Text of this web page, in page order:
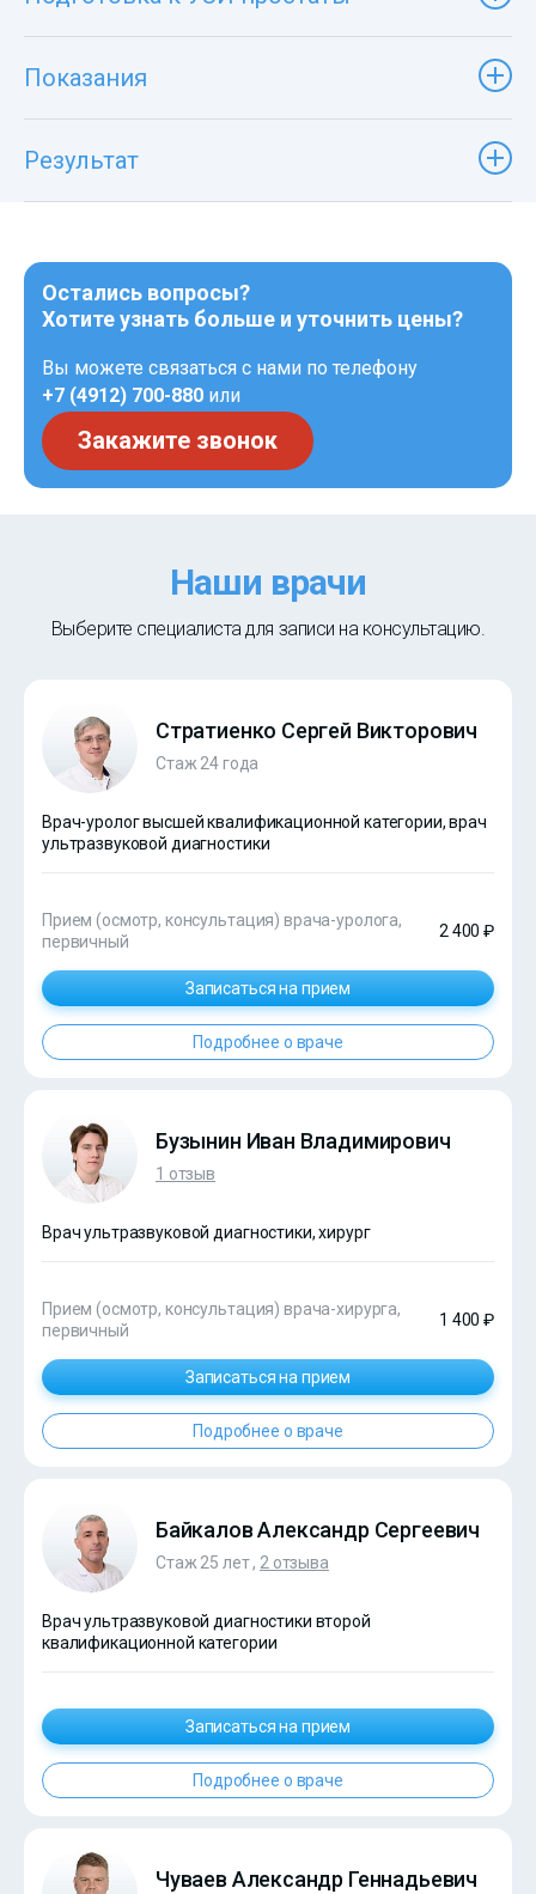
Показания
Результат
Остались вопросы?
Хотите узнать больше и уточнить цены?
Вы можете связаться с нами по телефону
+7 (4912) 700-880 или
Закажите звонок
Наши врачи
Выберите специалиста для записи на консультацию.
Стратиенко Сергей Викторович
Стаж 24 года
Врач-уролог высшей квалификационной категории, врач
ультразвуковой диагностики
Прием (осмотр, консультация) врача-уролога,
первичный
2 400 ₽
Записаться на прием
Подробнее о враче
Бузынин Иван Владимирович
1 отзыв
Врач ультразвуковой диагностики, хирург
Прием (осмотр, консультация) врача-хирурга,
первичный
1 400 ₽
Записаться на прием
Подробнее о враче
Байкалов Александр Сергеевич
Стаж 25 лет ,2 отзыва
Врач ультразвуковой диагностики второй
квалификационной категории
Записаться на прием
Подробнее о враче
Чуваев Александр Геннадьевич